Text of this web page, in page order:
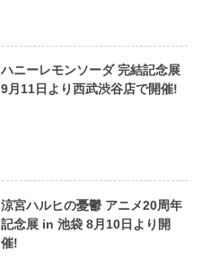
ハニーレモンソーダ 完結記念展
9月11日より西武渋谷店で開催!
涼宮ハルヒの憂鬱 アニメ20周年
記念展 in 池袋 8月10日より開
催!